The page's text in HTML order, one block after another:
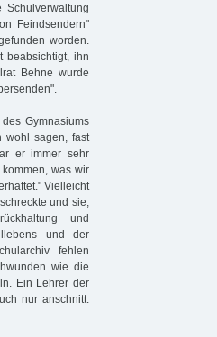
Schulverwaltung
Feindsendern"
worden.
beabsichtigt, ihn
Behne wurde
Gymnasiums
wohl sagen, fast
er immer sehr
was wir
Vielleicht
und sie,
und
und der
fehlen
wie die
Ein Lehrer der
nur anschnitt.